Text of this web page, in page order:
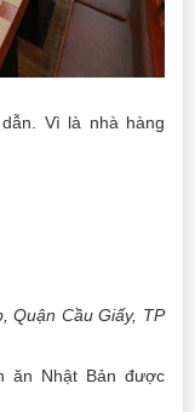
Vì là nhà hàng
Quận Cầu Giấy, TP
ăn Nhật Bản được